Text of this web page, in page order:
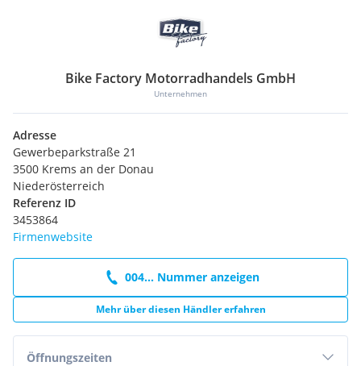
Bike Factory Motorradhandels GmbH
Unternehmen
Adresse
Gewerbeparkstraße 21
3500 Krems an der Donau
Niederösterreich
Referenz ID
3453864
Firmenwebsite
004... Nummer anzeigen
Mehr über diesen Händler erfahren
Öffnungszeiten